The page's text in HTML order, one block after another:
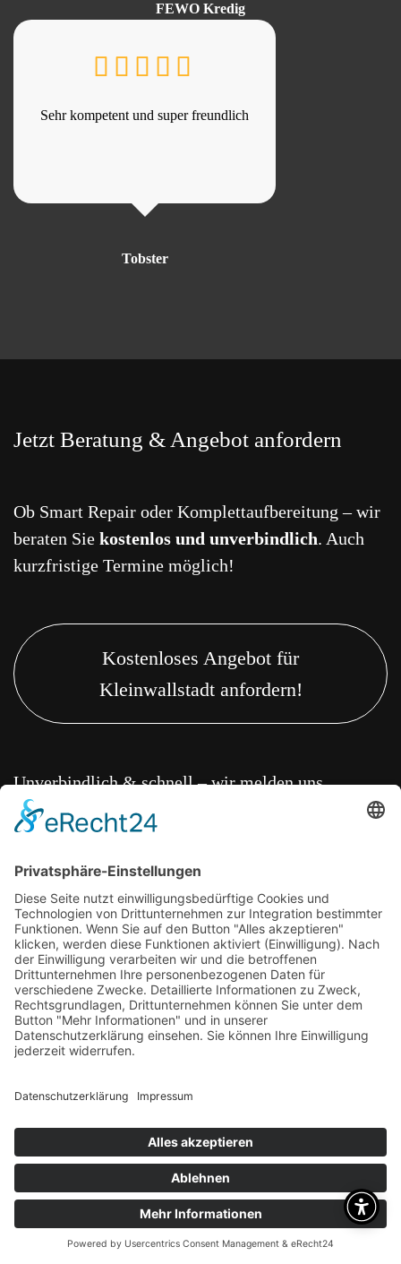
FEWO Kredig
Sehr kompetent und super freundlich
Tobster
Jetzt Beratung & Angebot anfordern
Ob Smart Repair oder Komplettaufbereitung – wir
beraten Sie kostenlos und unverbindlich. Auch
kurzfristige Termine möglich!
Kostenloses Angebot für
Kleinwallstadt anfordern!
Unverbindlich & schnell – wir melden uns
innerhalb von 24 Stunden.
Brauchen Sie Hilfe?
Dafür sind wir da
RUFEN SIE UNS AN
+49 1718109213
SIE FINDEN UNS HIER
Otto Straße 1